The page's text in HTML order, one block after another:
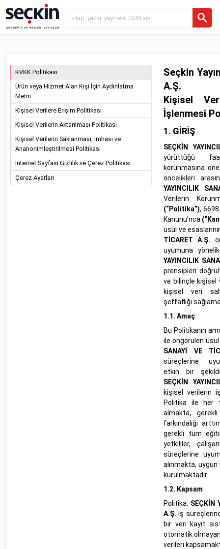
KVKK Politikası
Ürün veya Hizmet Alan Kişi İçin Aydınlatma
Metni
Kişisel Verilere Erişim Politikası
Kişisel Verilerin Aktarılması Politikası
Kişisel Verilerin Saklanması, İmhası ve
Ananonimleştirilmesi Politikası
İnternet Sayfası Gizlilik ve Çerez Politikası
Çerez Ayarları
Seçkin
A.Ş.
Kişisel
İşlenmesi
1. GİRİŞ
SEÇKİN
yürüttüğü
korunmasına
öncelikleri
YAYINCILIK
Verilerin
(“Politika”), 6698
Kanunu’nca
usul ve
TİCARET A.Ş.
uyumuna
YAYINCILIK
prensipleri
ve bilinçle kişisel
kişisel veri
şeffaflığı
1.1. Amaç
Bu Politikanın
ile öngörülen
SANAYİ VE
süreçlerine
etkin bir şekilde
SEÇKİN
kişisel verilerin
Politika ile her
almakta,
farkındalığı
gerekli tüm
yetkililer,
süreçlerine
alınmakta,
kurulmaktadır.
1.2. Kapsam
Politika, SEÇKİN
A.Ş. iş
bir veri kayıt
otomatik
verileri